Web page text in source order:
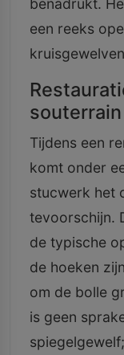
benadrukt.
een reeks
souterrain
Tijdens een
komt onder
stucwerk het
tevoorschijn.
de typische
de hoeken
om de bolle
is geen